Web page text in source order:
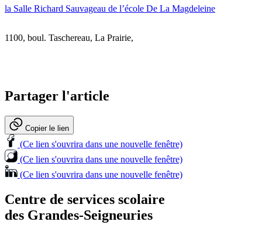
la Salle Richard Sauvageau de l’école De La Magdeleine
1100, boul. Taschereau, La Prairie,
Partager l'article
Copier le lien
(Ce lien s'ouvrira dans une nouvelle fenêtre)
(Ce lien s'ouvrira dans une nouvelle fenêtre)
(Ce lien s'ouvrira dans une nouvelle fenêtre)
Centre de services scolaire
des Grandes‑Seigneuries